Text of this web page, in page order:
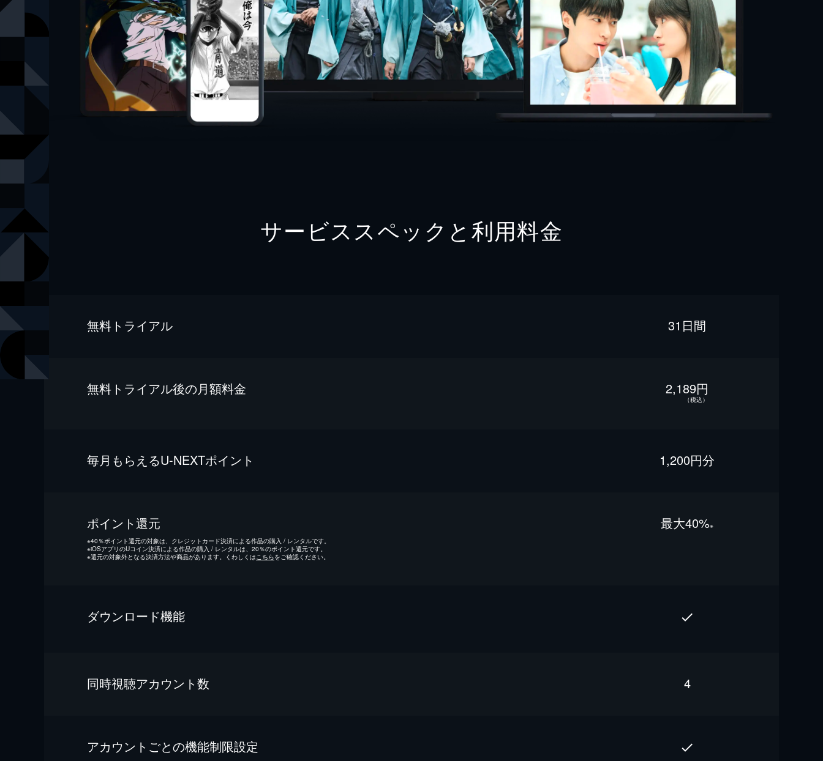
サービススペックと利用料金
無料トライアル 31日間
無料トライアル後の⽉額料金 2,189円
（税込）
毎⽉もらえるU-NEXTポイント 1,200円分
ポイント還元 最⼤40%※
※40％ポイント還元の対象は、クレジットカード決済による作品の購入 / レンタルです。
※iOSアプリのUコイン決済による作品の購入 / レンタルは、20％のポイント還元です。
※還元の対象外となる決済方法や商品があります。くわしくはこちらをご確認ください。
ダウンロード機能
同時視聴アカウント数 4
アカウントごとの機能制限設定